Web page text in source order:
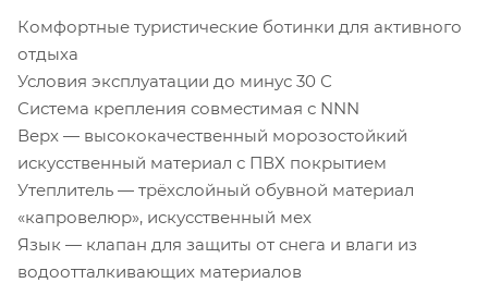
Комфортные туристические ботинки для активного
отдыха
Условия эксплуатации до минус 30 С
Система крепления совместимая с NNN
Верх — высококачественный морозостойкий
искусственный материал с ПВХ покрытием
Утеплитель — трёхслойный обувной материал
«капровелюр», искусственный мех
Язык — клапан для защиты от снега и влаги из
водоотталкивающих материалов